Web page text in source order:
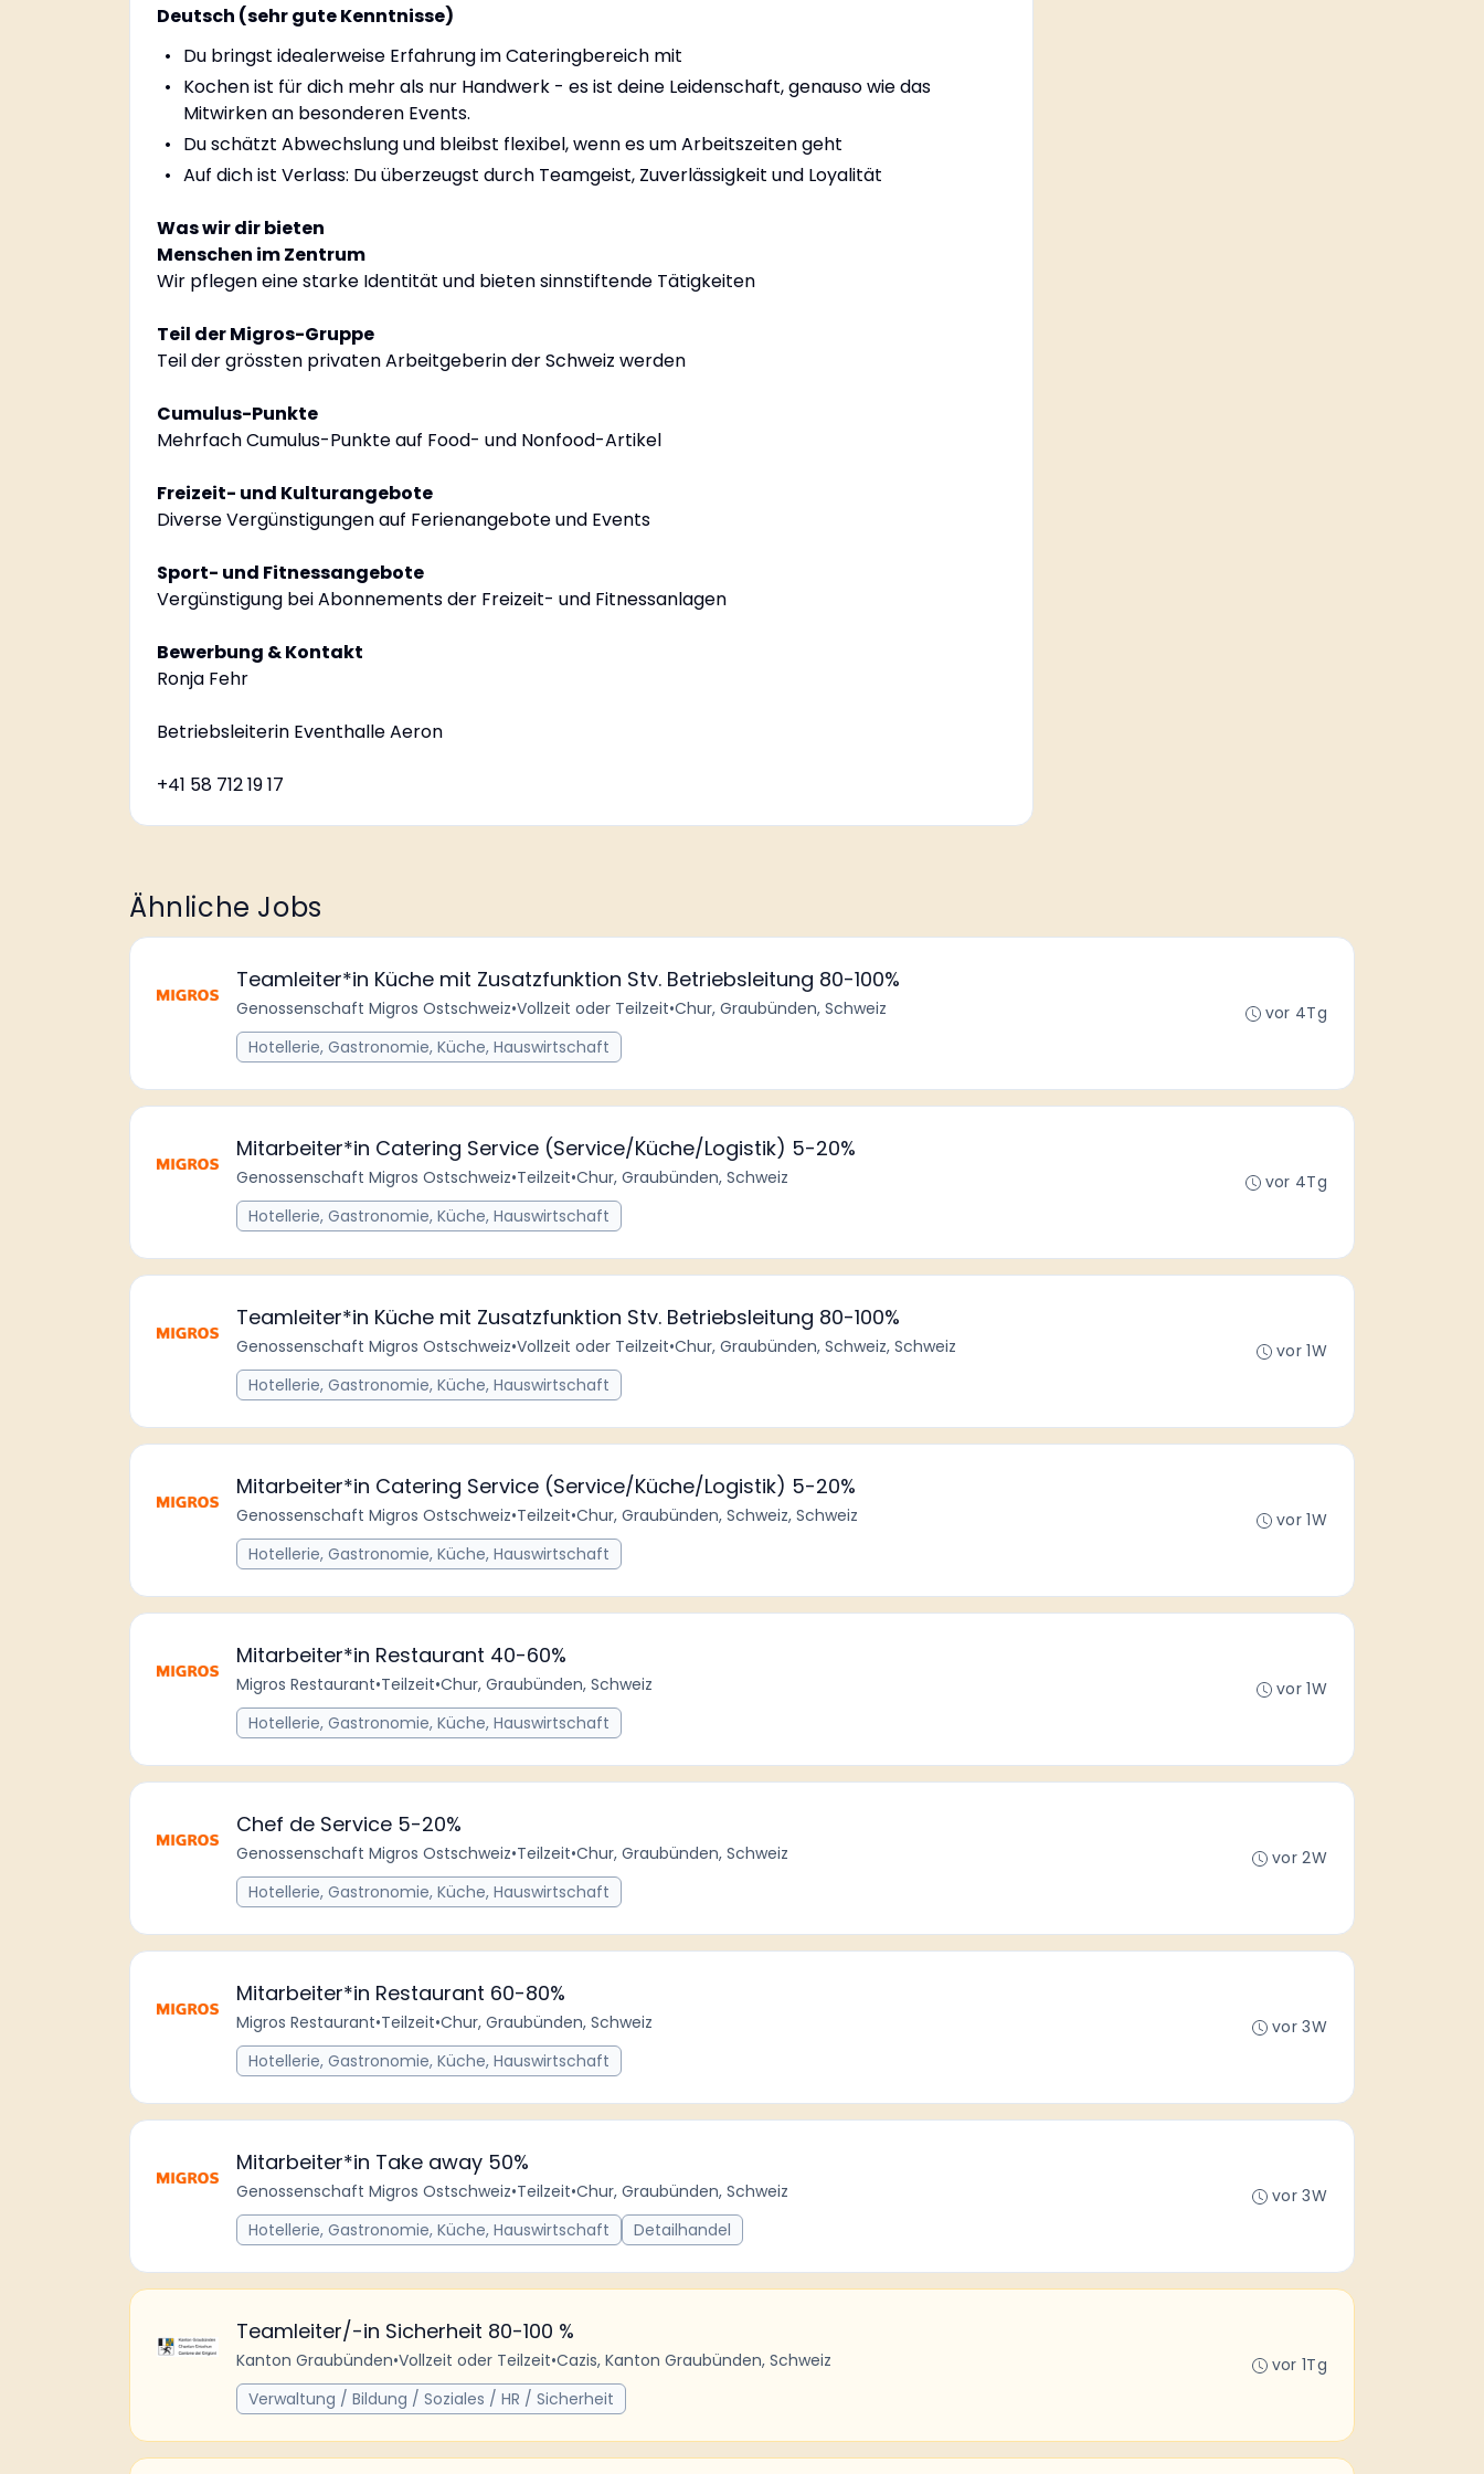
Deutsch (sehr gute Kenntnisse)
Du bringst idealerweise Erfahrung im Cateringbereich mit
Kochen ist für dich mehr als nur Handwerk - es ist deine Leidenschaft, genauso wie das
Mitwirken an besonderen Events.
Du schätzt Abwechslung und bleibst flexibel, wenn es um Arbeitszeiten geht
Auf dich ist Verlass: Du überzeugst durch Teamgeist, Zuverlässigkeit und Loyalität
Was wir dir bieten
Menschen im Zentrum
Wir pflegen eine starke Identität und bieten sinnstiftende Tätigkeiten
Teil der Migros-Gruppe
Teil der grössten privaten Arbeitgeberin der Schweiz werden
Cumulus-Punkte
Mehrfach Cumulus-Punkte auf Food- und Nonfood-Artikel
Freizeit- und Kulturangebote
Diverse Vergünstigungen auf Ferienangebote und Events
Sport- und Fitnessangebote
Vergünstigung bei Abonnements der Freizeit- und Fitnessanlagen
Bewerbung & Kontakt
Ronja Fehr
Betriebsleiterin Eventhalle Aeron
+41 58 712 19 17
Ähnliche Jobs
Teamleiter*in Küche mit Zusatzfunktion Stv. Betriebsleitung 80-100%
Genossenschaft Migros Ostschweiz•Vollzeit oder Teilzeit•Chur, Graubünden, Schweiz
Hotellerie, Gastronomie, Küche, Hauswirtschaft
vor 4Tg
Mitarbeiter*in Catering Service (Service/Küche/Logistik) 5-20%
Genossenschaft Migros Ostschweiz•Teilzeit•Chur, Graubünden, Schweiz
Hotellerie, Gastronomie, Küche, Hauswirtschaft
vor 4Tg
Teamleiter*in Küche mit Zusatzfunktion Stv. Betriebsleitung 80-100%
Genossenschaft Migros Ostschweiz•Vollzeit oder Teilzeit•Chur, Graubünden, Schweiz, Schweiz
Hotellerie, Gastronomie, Küche, Hauswirtschaft
vor 1W
Mitarbeiter*in Catering Service (Service/Küche/Logistik) 5-20%
Genossenschaft Migros Ostschweiz•Teilzeit•Chur, Graubünden, Schweiz, Schweiz
Hotellerie, Gastronomie, Küche, Hauswirtschaft
vor 1W
Mitarbeiter*in Restaurant 40-60%
Migros Restaurant•Teilzeit•Chur, Graubünden, Schweiz
Hotellerie, Gastronomie, Küche, Hauswirtschaft
vor 1W
Chef de Service 5-20%
Genossenschaft Migros Ostschweiz•Teilzeit•Chur, Graubünden, Schweiz
Hotellerie, Gastronomie, Küche, Hauswirtschaft
vor 2W
Mitarbeiter*in Restaurant 60-80%
Migros Restaurant•Teilzeit•Chur, Graubünden, Schweiz
Hotellerie, Gastronomie, Küche, Hauswirtschaft
vor 3W
Mitarbeiter*in Take away 50%
Genossenschaft Migros Ostschweiz•Teilzeit•Chur, Graubünden, Schweiz
Hotellerie, Gastronomie, Küche, Hauswirtschaft
Detailhandel
vor 3W
Teamleiter/-in Sicherheit 80-100 %
Kanton Graubünden•Vollzeit oder Teilzeit•Cazis, Kanton Graubünden, Schweiz
Verwaltung / Bildung / Soziales / HR / Sicherheit
vor 1Tg